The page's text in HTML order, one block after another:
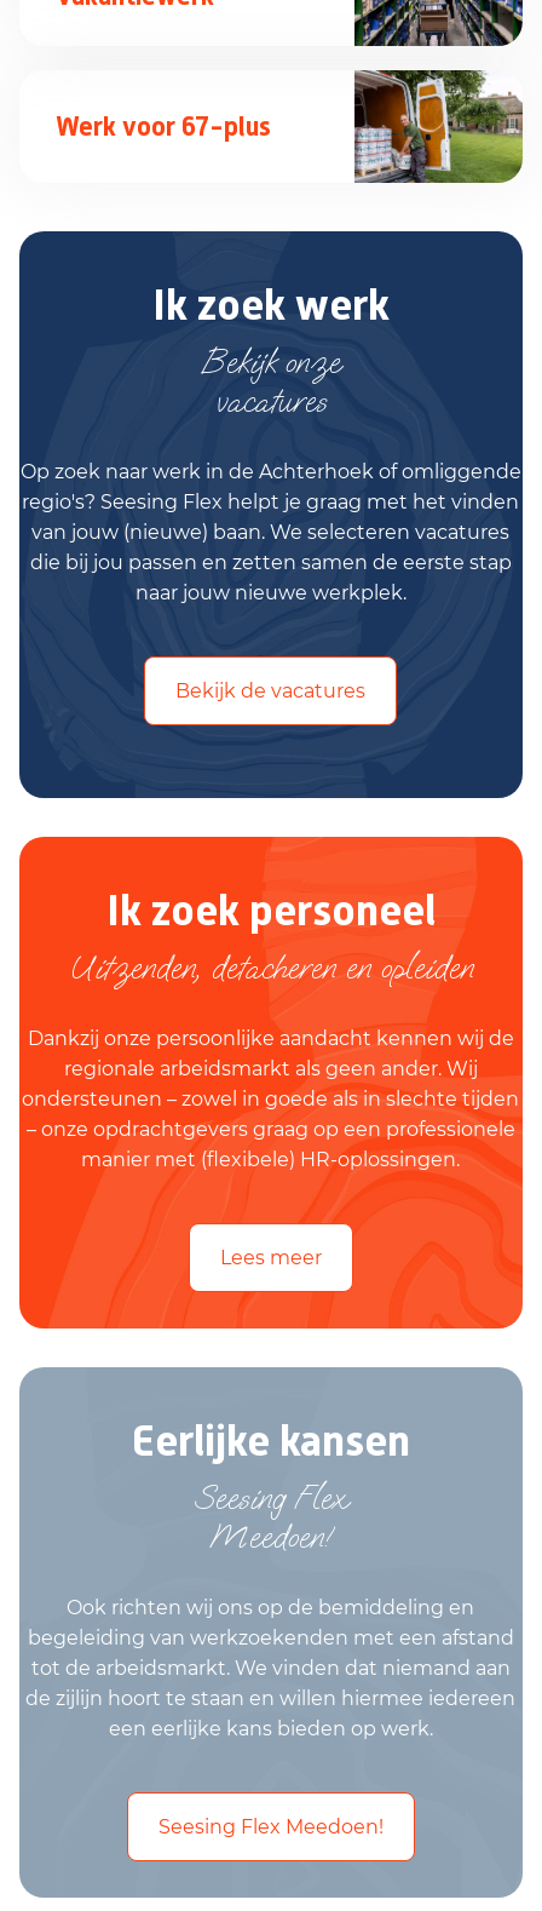
Werk voor 67-plus
Ik zoek werk
Bekijk onze
vacatures
Op zoek naar werk in de Achterhoek of omliggende
regio's? Seesing Flex helpt je graag met het vinden
van jouw (nieuwe) baan. We selecteren vacatures
die bij jou passen en zetten samen de eerste stap
naar jouw nieuwe werkplek.
Bekijk de vacatures
Ik zoek personeel
Uitzenden, detacheren en opleiden
Dankzij onze persoonlijke aandacht kennen wij de
regionale arbeidsmarkt als geen ander. Wij
ondersteunen – zowel in goede als in slechte tijden
– onze opdrachtgevers graag op een professionele
manier met (flexibele) HR-oplossingen.
Lees meer
Eerlijke kansen
Seesing Flex
Meedoen!
Ook richten wij ons op de bemiddeling en
begeleiding van werkzoekenden met een afstand
tot de arbeidsmarkt. We vinden dat niemand aan
de zijlijn hoort te staan en willen hiermee iedereen
een eerlijke kans bieden op werk.
Seesing Flex Meedoen!